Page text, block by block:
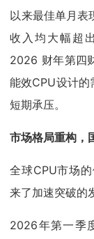
以来最佳单月表
收入均大幅超
2026 财年第四
能效CPU设计的
短期承压。
市场格局重构，
全球CPU市场
来了加速突破的
2026年第一季